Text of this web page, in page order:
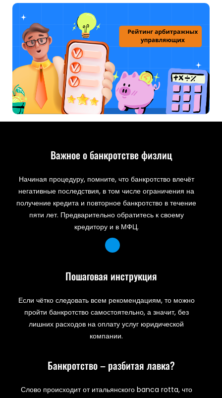
Важное о банкротстве физлиц
Начиная процедуру, помните, что банкротство влечёт
негативные последствия, в том числе ограничения на
получение кредита и повторное банкротство в течение
пяти лет. Предварительно обратитесь к своему
кредитору и в МФЦ.
Пошаговая инструкция
Если чётко следовать всем рекомендациям, то можно
пройти банкротство самостоятельно, а значит, без
лишних расходов на оплату услуг юридической
компании.
Банкротство – разбитая лавка?
Слово происходит от итальянского banca rotta, что